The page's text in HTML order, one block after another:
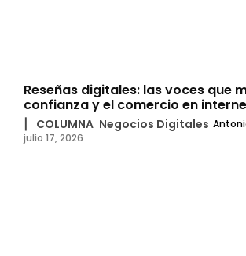
Reseñas digitales: las voces que
confianza y el comercio en
▏ COLUMNA Negocios Digitales
julio 17, 2026